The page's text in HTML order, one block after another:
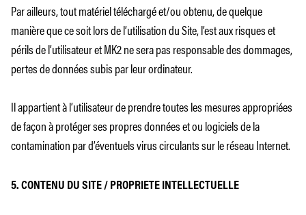
Par ailleurs, tout matériel téléchargé et/ou obtenu, de quelque
manière que ce soit lors de l’utilisation du Site, l’est aux risques et
périls de l’utilisateur et MK2 ne sera pas responsable des dommages,
pertes de données subis par leur ordinateur.
Il appartient à l’utilisateur de prendre toutes les mesures appropriées
de façon à protéger ses propres données et ou logiciels de la
contamination par d’éventuels virus circulants sur le réseau Internet.
5. CONTENU DU SITE / PROPRIETE INTELLECTUELLE